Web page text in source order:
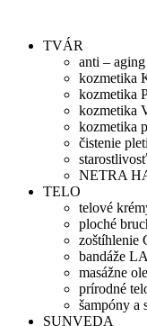
obsah
TVÁR
anti – aging
kozmetika
kozmetika
kozmetika
kozmetika
čistenie pleti
NETRA
TELO
telové
ploché
bandáže
masážne
prírodné
šampóny a
SUNVEDA